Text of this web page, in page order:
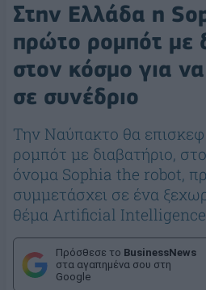
Στην Ελλάδα η
πρώτο ρομπότ με
στον κόσμο για
σε συνέδριο
Την Ναύπακτο θα
ρομπότ με διαβατήριο,
όνομα Sophia the robot,
συμμετάσχει σε ένα
θέμα Artificial
Πρόσθεσε το BusinessNews
στα αγαπημένα σου στη
Google